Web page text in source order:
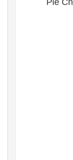
Pie